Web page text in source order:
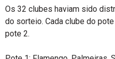
Os 32 clubes haviam sido
do sorteio. Cada clube do
pote 2.